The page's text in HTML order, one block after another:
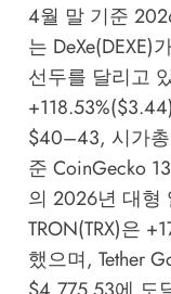
4월 말 기준
는 DeXe(DEXE)
선두를 달리고
$40–43, 시가
준 CoinGecko
의 2026년 대형
TRON(TRX)은
했으며, Tether